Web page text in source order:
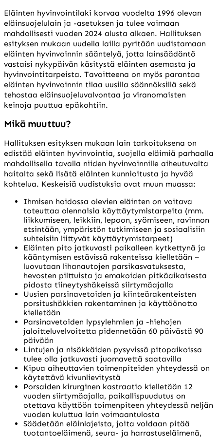
Eläinten hyvinvointilaki korvaa vuodelta 1996 olevan
eläinsuojelulain ja -asetuksen ja tulee voimaan
mahdollisesti vuoden 2024 alusta alkaen. Hallituksen
esityksen mukaan uudella lailla pyritään uudistamaan
eläinten hyvinvoinnin sääntelyä, jotta lainsäädäntö
vastaisi nykypäivän käsitystä eläinten asemasta ja
hyvinvointitarpeista. Tavoitteena on myös parantaa
eläinten hyvinvoinnin tilaa uusilla säännöksillä sekä
tehostaa eläinsuojeluvalvontaa ja viranomaisten
keinoja puuttua epäkohtiin.
Mikä muuttuu?
Hallituksen esityksen mukaan lain tarkoituksena on
edistää eläinten hyvinvointia, suojella eläimiä parhaalla
mahdollisella tavalla niiden hyvinvoinnille aiheutuvalta
haitalta sekä lisätä eläinten kunnioitusta ja hyvää
kohtelua. Keskeisiä uudistuksia ovat muun muassa:
Ihmisen hoidossa olevien eläinten on voitava
toteuttaa olennaisia käyttäytymistarpeita (mm.
liikkumiseen, leikkiin, lepoon, syömiseen, ravinnon
etsintään, ympäristön tutkimiseen ja sosiaalisiin
suhteisiin liittyvät käyttäytymistarpeet)
Eläinten pito jatkuvasti paikalleen kytkettynä ja
kääntymisen estävissä rakenteissa kielletään –
luovutaan lihanautojen parsikasvatuksesta,
hevosten pilttuista ja emakoiden pitkäaikaisesta
pidosta tiineytyshäkeissä siirtymäajalla
Uusien parsinavetoiden ja kiinteärakenteisten
porsitushäkkien rakentaminen ja käyttöönotto
kielletään
Parsinavetoiden lypsylehmien ja -hiehojen
jaloitteluvelvoitetta pidennetään 60 päivästä 90
päivään
Lintujen ja nisäkkäiden pysyvissä pitopaikoissa
tulee olla jatkuvasti juomavettä saatavilla
Kipua aiheuttavien toimenpiteiden yhteydessä on
käytettävä kivunlievitystä
Porsaiden kirurginen kastraatio kielletään 12
vuoden siirtymäajalla, paikallispuudutus on
otettava käyttöön toimenpiteen yhteydessä neljän
vuoden kuluttua lain voimaantulosta
Säädetään eläinlajeista, joita voidaan pitää
tuotantoeläimenä, seura- ja harrastuseläimenä,